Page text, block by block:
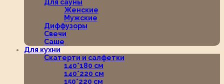
Для сауны
Женские
Мужские
Диффузоры
Свечи
Саше
Для кухни
Скатерти и салфетки
140*180 см
140*220 см
150*220 см